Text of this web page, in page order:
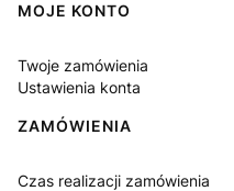
MOJE KONTO
Twoje zamówienia
Ustawienia konta
ZAMÓWIENIA
Czas realizacji zamówienia